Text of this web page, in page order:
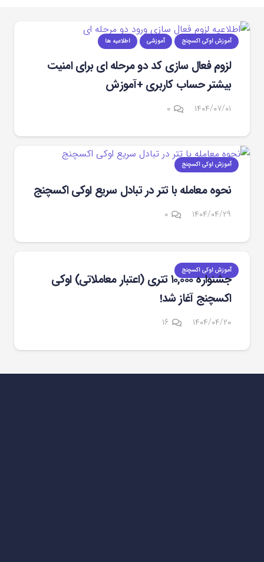
آموزش اوکی اکسچنج آموزشی اطلاعیه ها
لزوم فعال سازی کد دو مرحله ای برای امنیت
بیشتر حساب کاربری +آموزش
۱۴۰۴/۰۷/۰۱ ۰
آموزش اوکی اکسچنج
نحوه معامله با تتر در تبادل سریع اوکی ‌اکسچنج
۱۴۰۴/۰۴/۲۹ ۰
آموزش اوکی اکسچنج
جشنواره ۱۰,۰۰۰ تتری (اعتبار معاملاتی) اوکی
اکسچنج آغاز شد!
۱۴۰۴/۰۴/۲۰ ۱۶دیدگاه